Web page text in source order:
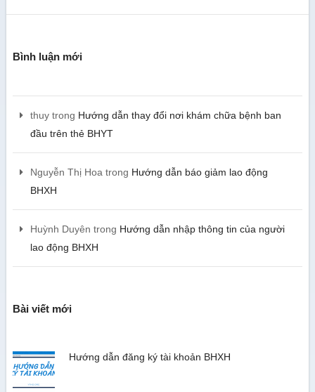
Bình luận mới
thuytrong Hướng dẫn thay đổi nơi khám chữa bệnh ban
đầu trên thẻ BHYT
Nguyễn Thị Hoa trong Hướng dẫn báo giảm lao động
BHXH
Huỳnh Duyên trong Hướng dẫn nhập thông tin của người
lao động BHXH
Bài viết mới
Hướng dẫn đăng ký tài khoản BHXH